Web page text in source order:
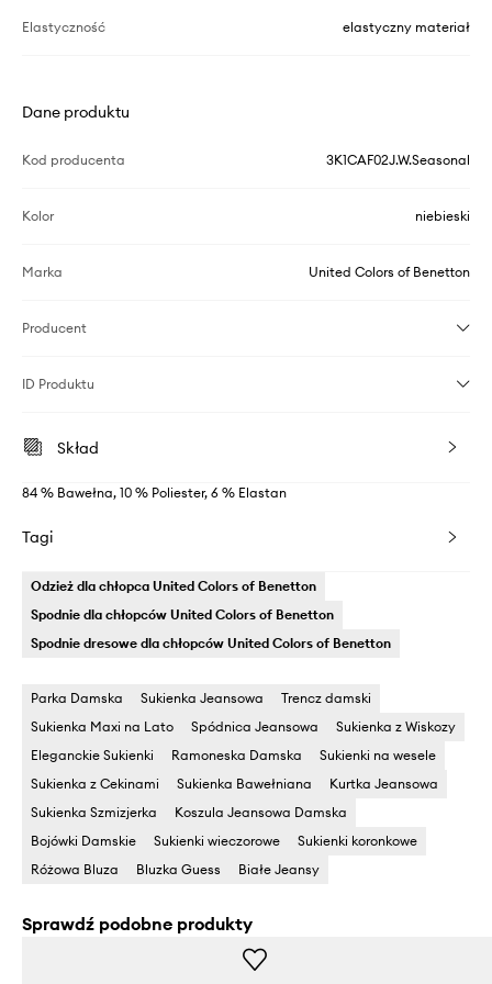
Elastyczność elastyczny materiał
Dane produktu
Kod producenta 3K1CAF02J.W.Seasonal
Kolor niebieski
Marka United Colors of Benetton
Producent
ID Produktu
Skład
84 % Bawełna, 10 % Poliester, 6 % Elastan
Tagi
Odzież dla chłopca United Colors of Benetton
Spodnie dla chłopców United Colors of Benetton
Spodnie dresowe dla chłopców United Colors of Benetton
Parka Damska Sukienka Jeansowa
Trencz damski
Sukienka Maxi na Lato
Spódnica Jeansowa
Sukienka z Wiskozy
Eleganckie Sukienki
Ramoneska Damska
Sukienki na wesele
Sukienka z Cekinami
Sukienka Bawełniana
Kurtka Jeansowa
Sukienka Szmizjerka
Koszula Jeansowa Damska
Bojówki Damskie
Sukienki wieczorowe
Sukienki koronkowe
Różowa Bluza
Bluzka Guess Białe Jeansy
Sprawdź podobne produkty